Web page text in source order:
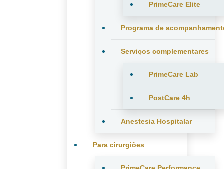
PrimeCare Elite
Programa de
Serviços complementares
PrimeCare Lab
PostCare 4h
Anestesia Hospitalar
Para cirurgiões